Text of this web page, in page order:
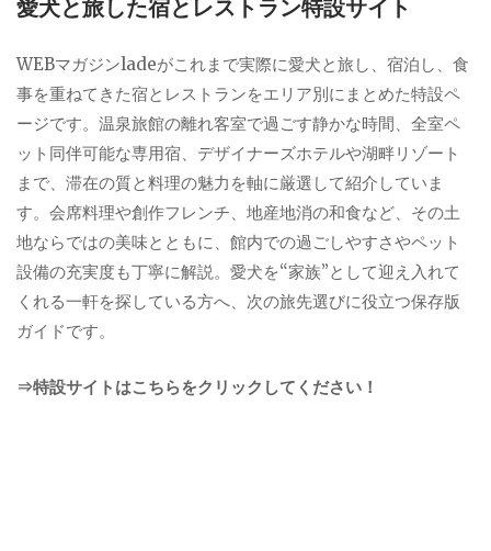
愛犬と旅した宿とレストラン特設サイト
WEBマガジンladeがこれまで実際に愛犬と旅し、宿泊し、食
事を重ねてきた宿とレストランをエリア別にまとめた特設ペ
ージです。温泉旅館の離れ客室で過ごす静かな時間、全室ペ
ット同伴可能な専用宿、デザイナーズホテルや湖畔リゾート
まで、滞在の質と料理の魅力を軸に厳選して紹介していま
す。会席料理や創作フレンチ、地産地消の和食など、その土
地ならではの美味とともに、館内での過ごしやすさやペット
設備の充実度も丁寧に解説。愛犬を“家族”として迎え入れて
くれる一軒を探している方へ、次の旅先選びに役立つ保存版
ガイドです。
⇒特設サイトはこちらをクリックしてください！